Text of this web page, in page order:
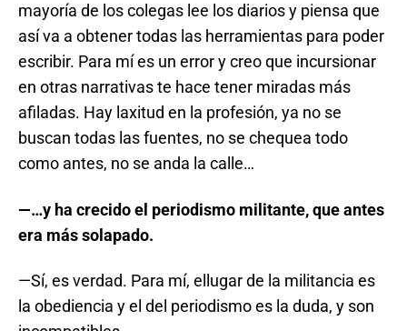
mayoría de los colegas lee los diarios y piensa que
así va a obtener todas las herramientas para poder
escribir. Para mí es un error y creo que incursionar
en otras narrativas te hace tener miradas más
afiladas. Hay laxitud en la profesión, ya no se
buscan todas las fuentes, no se chequea todo
como antes, no se anda la calle…
—…y ha crecido el periodismo militante, que antes
era más solapado.
—Sí, es verdad. Para mí, ellugar de la militancia es
la obediencia y el del periodismo es la duda, y son